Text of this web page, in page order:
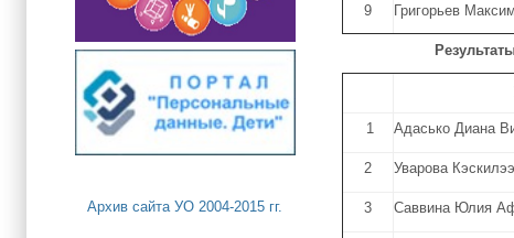
Архив сайта УО 2004-2015 гг.
9 Григорьев
1 Адасько Диана
2 Уварова
3 Саввина Юлия